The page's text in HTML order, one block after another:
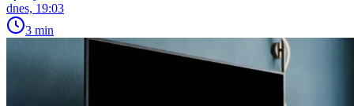
dnes, 19:03
3 min